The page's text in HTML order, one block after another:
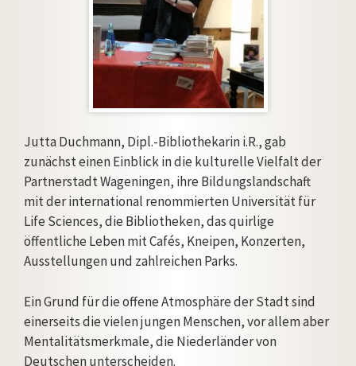
Jutta Duchmann, Dipl.-Bibliothekarin i.R., gab
zunächst einen Einblick in die kulturelle Vielfalt der
Partnerstadt Wageningen, ihre Bildungslandschaft
mit der international renommierten Universität für
Life Sciences, die Bibliotheken, das quirlige
öffentliche Leben mit Cafés, Kneipen, Konzerten,
Ausstellungen und zahlreichen Parks.
Ein Grund für die offene Atmosphäre der Stadt sind
einerseits die vielen jungen Menschen, vor allem aber
Mentalitätsmerkmale, die Niederländer von
Deutschen unterscheiden.